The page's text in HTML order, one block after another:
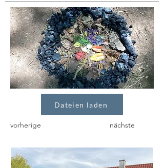
Dateien laden
vorherige nächste